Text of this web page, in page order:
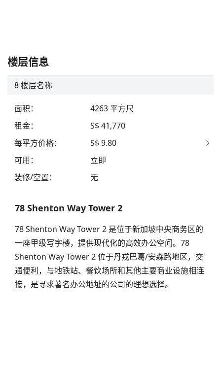
楼层信息
8楼层名称
面积： 4263平方尺
租金：
S$ 41,770
每平方价格：
S$ 9.80
可用：
立即
装修/空置： 无
78 Shenton Way Tower 2
78 Shenton Way Tower 2 是位于新加坡中央商务区的
一座甲级写字楼，提供现代化的高效办公空间。78
Shenton Way Tower 2 位于丹戎巴葛/安森路地区，交
通便利，与地铁站、餐饮场所和其他主要商业设施相连
接，是寻求著名办公地址的公司的理想选择。